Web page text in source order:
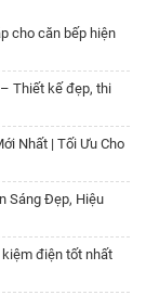
cho căn bếp hiện
Thiết kế đẹp, thi
Nhất | Tối Ưu Cho
Sáng Đẹp, Hiệu
kiệm điện tốt nhất